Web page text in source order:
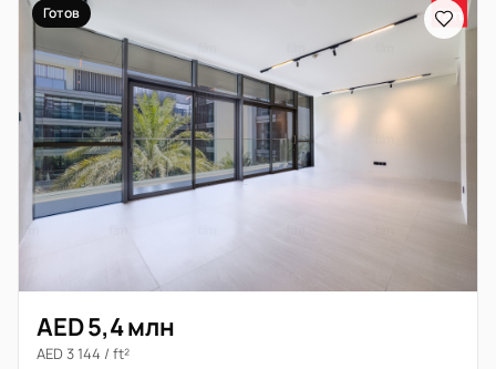
Готов
AED 5,4 млн
AED 3 144 / ft²